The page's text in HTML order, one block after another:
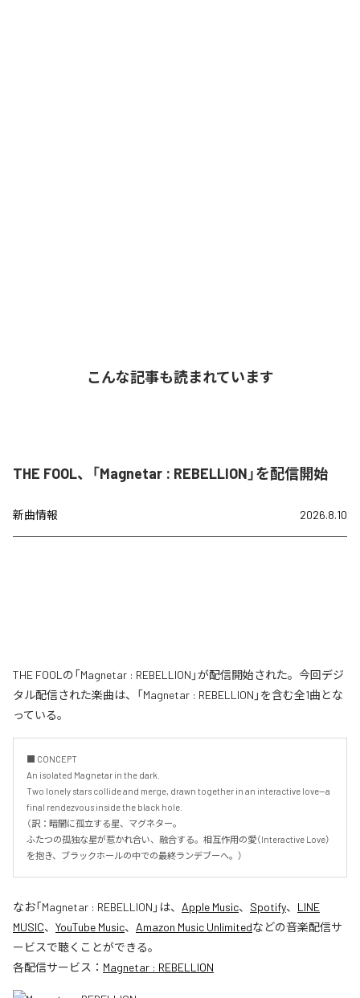
こんな記事も読まれています
THE FOOL、「Magnetar : REBELLION」を配信開始
新曲情報 2026.8.10
THE FOOLの「Magnetar : REBELLION」が配信開始された。今回デジ
タル配信された楽曲は、「Magnetar : REBELLION」を含む全1曲とな
っている。
■ CONCEPT
An isolated Magnetar in the dark.
Two lonely stars collide and merge, drawn together in an interactive love—a
final rendezvous inside the black hole.
（訳：暗闇に孤立する星、マグネター。
ふたつの孤独な星が惹かれ合い、融合する。相互作用の愛（Interactive Love）
を抱き、ブラックホールの中での最終ランデブーへ。）
なお「Magnetar : REBELLION 」は、 Apple Music、 Spotify、 LINE
MUSIC、 YouTube Music、 Amazon Music Unlimitedなどの音楽配信サ
ービスで聴くことができる。
各配信サービス： Magnetar : REBELLION